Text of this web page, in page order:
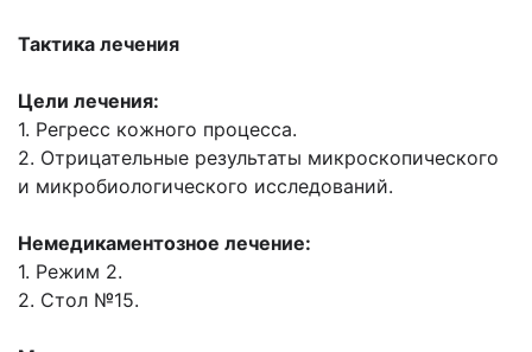
Тактика лечения
Цели лечения:
1. Регресс кожного процесса.
2. Отрицательные результаты микроскопического
и микробиологического исследований.
Немедикаментозное лечение:
1. Режим 2.
2. Стол №15.